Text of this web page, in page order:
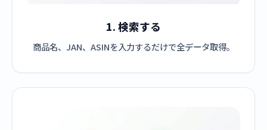
1. 検索する
商品名、JAN、ASINを入力するだけで全データ取得。